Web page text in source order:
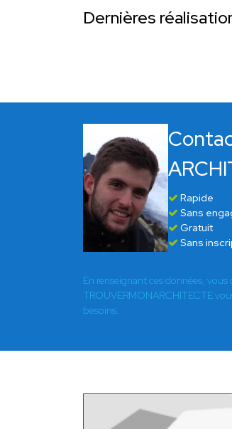
Dernières
Rapide
Sans
Gratuit
Sans
En renseignant ces données,
TROUVERMONARCHITECTE
besoins.